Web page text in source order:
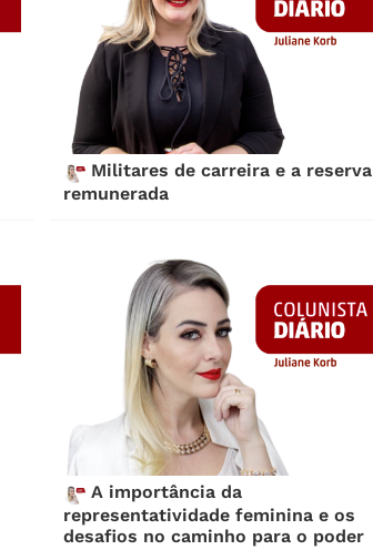
Militares de carreira e a reserva
remunerada
A importância da
representatividade feminina e os
desafios no caminho para o poder